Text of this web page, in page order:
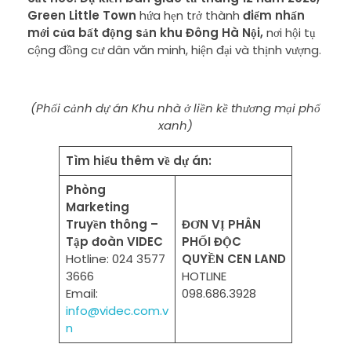
Green Little Town hứa hẹn trở thành điểm nhấn
mới của bất động sản khu Đông Hà Nội,nơi hội tụ
cộng đồng cư dân văn minh, hiện đại và thịnh vượng.
(Phối cảnh dự án Khu nhà ở liền kề thương mại phố
xanh)
Tìm hiểu thêm về dự án:
Phòng
Marketing
Truyền thông –
Tập đoàn VIDEC
Hotline: 024 3577
3666
Email:
info@videc.com.v
n
ĐƠN VỊ PHÂN
PHỐI ĐỘC
QUYỀN CEN LAND
HOTLINE
098.686.3928